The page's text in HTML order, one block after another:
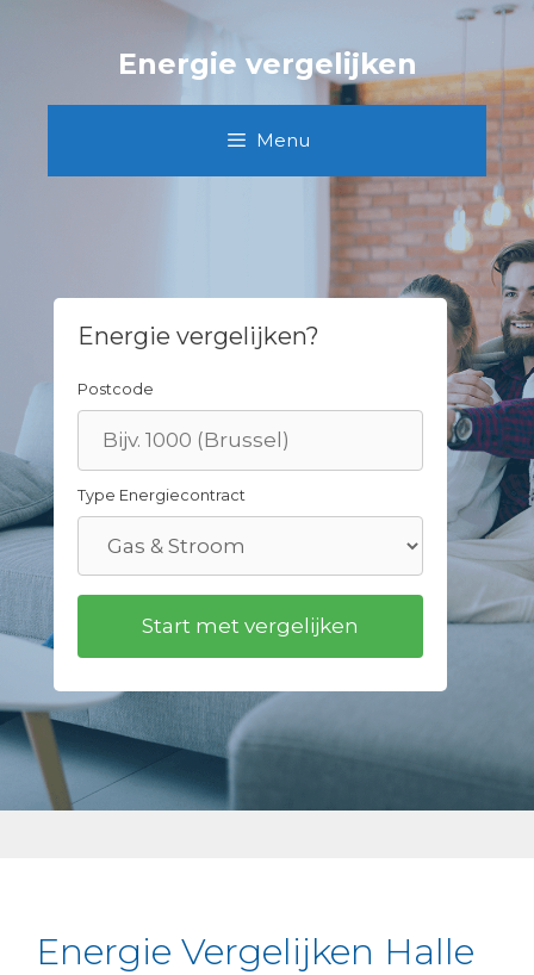
Energie vergelijken
Menu
Energie vergelijken?
Postcode
Type Energiecontract
Energie Vergelijken Halle